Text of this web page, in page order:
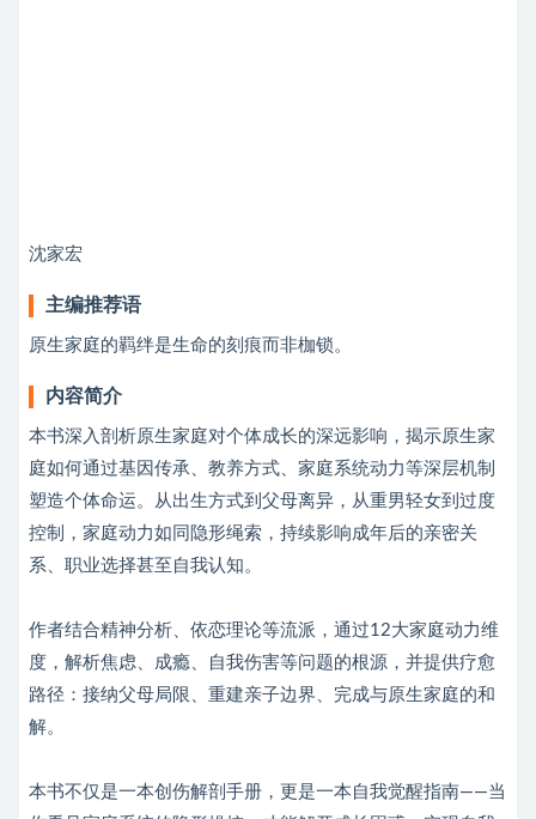
沈家宏
主编推荐语
原生家庭的羁绊是生命的刻痕而非枷锁。
内容简介
本书深入剖析原生家庭对个体成长的深远影响，揭示原生家
庭如何通过基因传承、教养方式、家庭系统动力等深层机制
塑造个体命运。从出生方式到父母离异，从重男轻女到过度
控制，家庭动力如同隐形绳索，持续影响成年后的亲密关
系、职业选择甚至自我认知。
作者结合精神分析、依恋理论等流派，通过12大家庭动力维
度，解析焦虑、成瘾、自我伤害等问题的根源，并提供疗愈
路径：接纳父母局限、重建亲子边界、完成与原生家庭的和
解。
本书不仅是一本创伤解剖手册，更是一本自我觉醒指南——当